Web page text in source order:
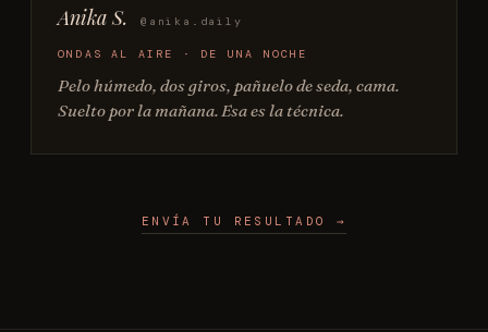
Anika S. @anika.daily
ONDAS AL AIRE · DE UNA NOCHE
Pelo húmedo, dos giros, pañuelo de seda, cama.
Suelto por la mañana. Esa es la técnica.
ENVÍA TU RESULTADO →